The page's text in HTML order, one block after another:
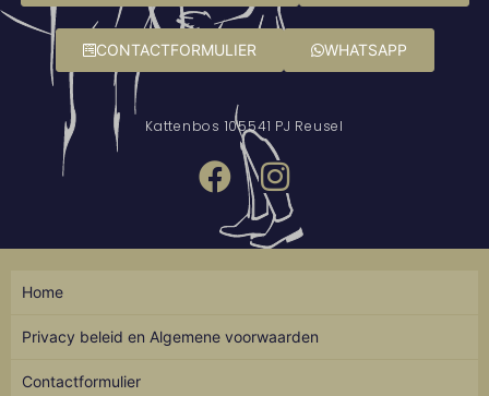
CONTACTFORMULIER WHATSAPP
Kattenbos 105541 PJ Reusel
Home
Privacy beleid en Algemene voorwaarden
Contactformulier